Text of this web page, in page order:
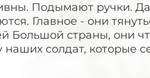
Подымают ручки.
Главное - они
Большой страны, они
наших солдат, которые